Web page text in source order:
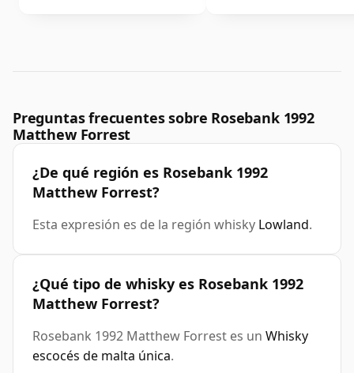
Preguntas frecuentes sobre Rosebank 1992
Matthew Forrest
¿De qué región es Rosebank 1992
Matthew Forrest?
Esta expresión es de la región whisky Lowland.
¿Qué tipo de whisky es Rosebank 1992
Matthew Forrest?
Rosebank 1992 Matthew Forrest es un Whisky
escocés de malta única.